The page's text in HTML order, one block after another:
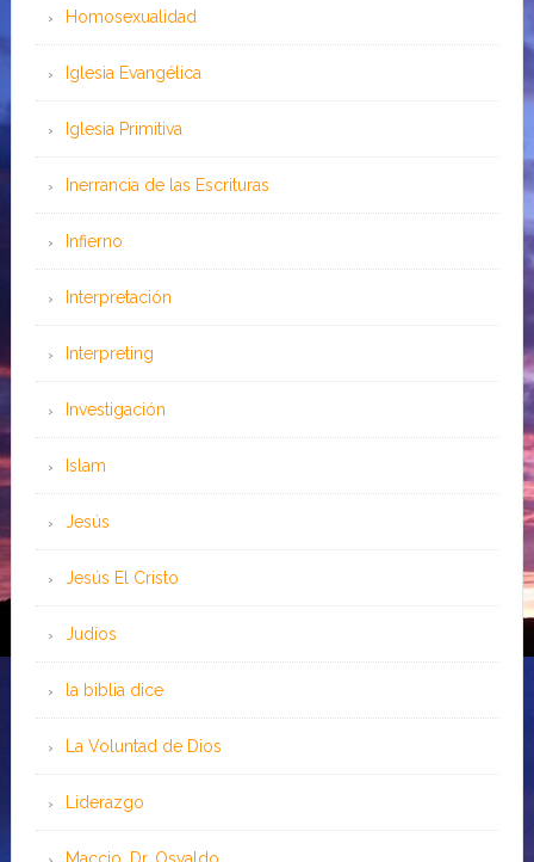
Homosexualidad
Iglesia Evangélica
Iglesia Primitiva
Inerrancia de las Escrituras
Infierno
Interpretación
Interpreting
Investigación
Islam
Jesús
Jesús El Cristo
Judíos
la biblia dice
La Voluntad de Dios
Liderazgo